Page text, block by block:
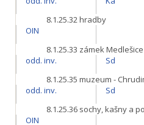
8.1.25.32hradby
OIN
8.1.25.33 zámek Medlešice
odd. inv.
Sd
8.1.25.35 muzeum -
odd. inv.
Sd
8.1.25.36 sochy, kašny a
OIN